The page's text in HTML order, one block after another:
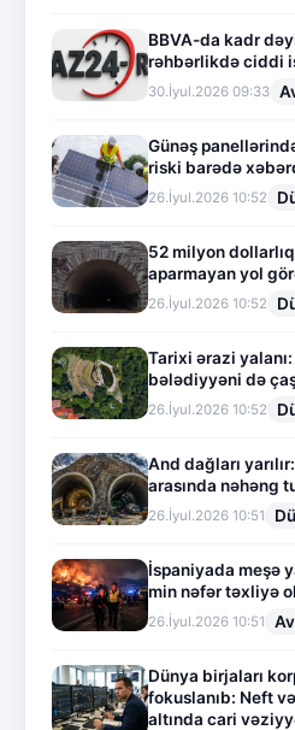
BBVA-da kadr
rəhbərlikdə ciddi
30.İyul.2026 09:33
Günəş
riski barədə
26.İyul.2026 10:52
52 milyon
aparmayan yol
26.İyul.2026 10:52
Tarixi ərazi
bələdiyyəni də
26.İyul.2026 10:52
And dağları
arasında nəhəng
26.İyul.2026 10:51
İspaniyada meşə
min nəfər təxliyə
26.İyul.2026 10:51
Dünya birjaları
fokuslanıb: Neft
altında cari